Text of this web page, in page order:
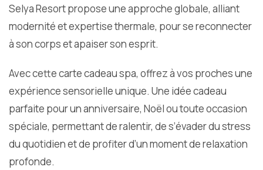
Selya Resort propose une approche globale, alliant
modernité et expertise thermale, pour se reconnecter
à son corps et apaiser son esprit.
Avec cette carte cadeau spa, offrez à vos proches une
expérience sensorielle unique. Une idée cadeau
parfaite pour un anniversaire, Noël ou toute occasion
spéciale, permettant de ralentir, de s’évader du stress
du quotidien et de profiter d’un moment de relaxation
profonde.